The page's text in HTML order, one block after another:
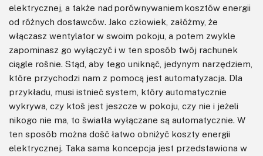
elektrycznej, a także nad porównywaniem kosztów energii
od różnych dostawców. Jako człowiek, załóżmy, że
włączasz wentylator w swoim pokoju, a potem zwykle
zapominasz go wyłączyć i w ten sposób twój rachunek
ciągle rośnie. Stąd, aby tego uniknąć, jedynym narzędziem,
które przychodzi nam z pomocą jest automatyzacja. Dla
przykładu, musi istnieć system, który automatycznie
wykrywa, czy ktoś jest jeszcze w pokoju, czy nie i jeżeli
nikogo nie ma, to światła wyłączane są automatycznie. W
ten sposób można dość łatwo obniżyć koszty energii
elektrycznej. Taka sama koncepcja jest przedstawiona w